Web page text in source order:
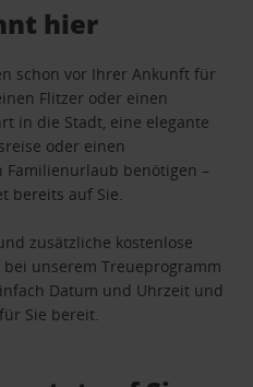
hier
schon vor Ihrer Ankunft für
Flitzer oder einen
in die Stadt, eine elegante
oder einen
benötigen –
bereits auf Sie.
zusätzliche kostenlose
unserem Treueprogramm
Datum und Uhrzeit und
Sie bereit.